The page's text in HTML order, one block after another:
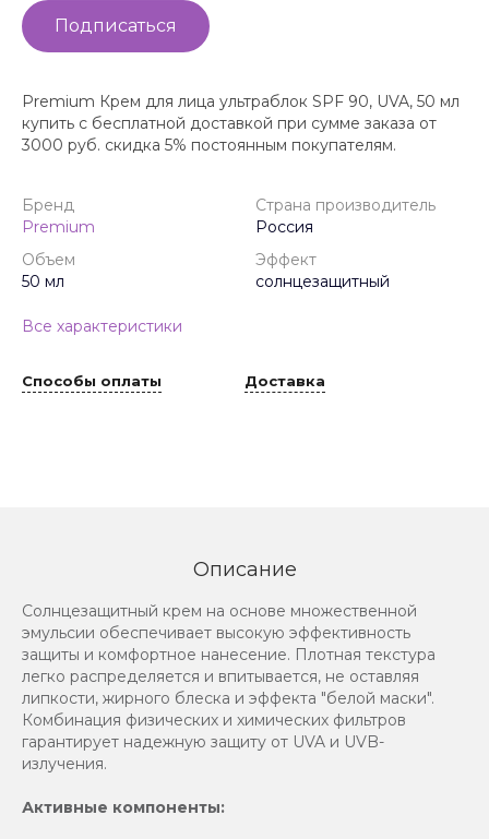
Подписаться
Premium Крем для лица ультраблок SPF 90, UVA, 50 мл
купить с бесплатной доставкой при сумме заказа от
3000 руб. скидка 5% постоянным покупателям.
Бренд
Premium
Страна производитель
Россия
Объем
50 мл
Эффект
солнцезащитный
Все характеристики
Способы оплаты Доставка
Описание
Солнцезащитный крем на основе множественной
эмульсии обеспечивает высокую эффективность
защиты и комфортное нанесение. Плотная текстура
легко распределяется и впитывается, не оставляя
липкости, жирного блеска и эффекта "белой маски".
Комбинация физических и химических фильтров
гарантирует надежную защиту от UVA и UVB-
излучения.
Активные компоненты: